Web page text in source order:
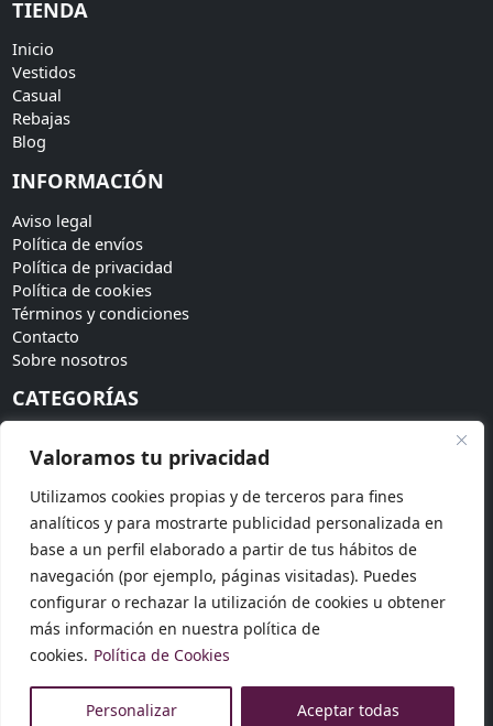
Valoramos tu privacidad
Utilizamos cookies propias y de terceros para fines
analíticos y para mostrarte publicidad personalizada en
base a un perfil elaborado a partir de tus hábitos de
navegación (por ejemplo, páginas visitadas). Puedes
configurar o rechazar la utilización de cookies u obtener
más información en nuestra política de
cookies. Política de Cookies
Personalizar Aceptar todas
TIENDA
Inicio
Vestidos
Casual
Rebajas
Blog
INFORMACIÓN
Aviso legal
Política de envíos
Política de privacidad
Política de cookies
Términos y condiciones
Contacto
Sobre nosotros
CATEGORÍAS
Invitadas
Tendencias
SÍGUENOS
Síguenos en redes sociales para más novedades: